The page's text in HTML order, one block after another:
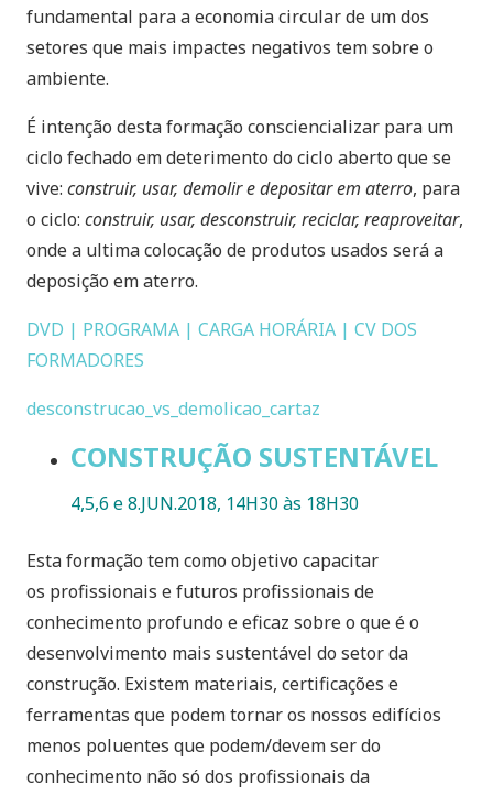
fundamental para a economia circular de um dos
setores que mais impactes negativos tem sobre o
ambiente.
É intenção desta formação consciencializar para um
ciclo fechado em deterimento do ciclo aberto que se
vive: construir, usar, demolir e depositar em aterro, para
o ciclo: construir, usar, desconstruir, reciclar, reaproveitar,
onde a ultima colocação de produtos usados será a
deposição em aterro.
DVD | PROGRAMA | CARGA HORÁRIA | CV DOS
FORMADORES
desconstrucao_vs_demolicao_cartaz
CONSTRUÇÃO SUSTENTÁVEL
4,5,6 e 8.JUN.2018, 14H30 às 18H30
Esta formação tem como objetivo capacitar
os profissionais e futuros profissionais de
conhecimento profundo e eficaz sobre o que é o
desenvolvimento mais sustentável do setor da
construção. Existem materiais, certificações e
ferramentas que podem tornar os nossos edifícios
menos poluentes que podem/devem ser do
conhecimento não só dos profissionais da